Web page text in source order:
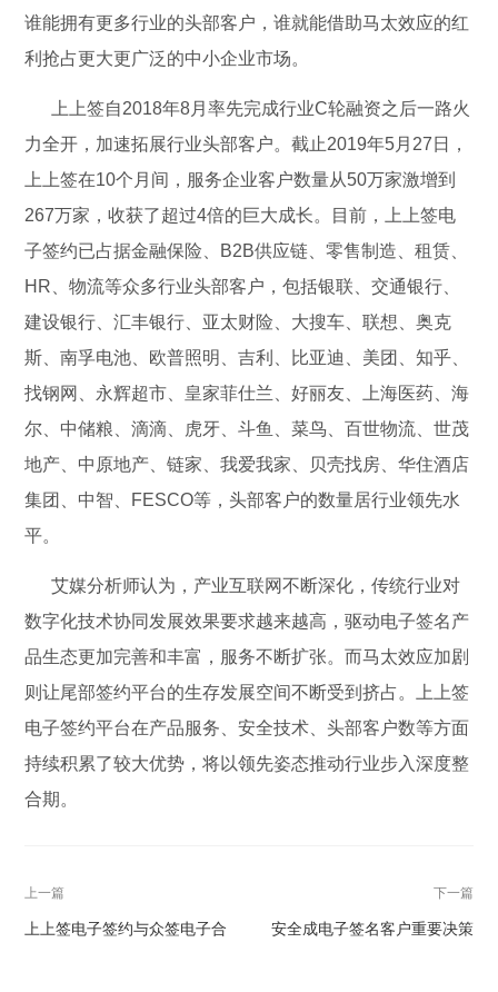
谁能拥有更多行业的头部客户，谁就能借助马太效应的红
利抢占更大更广泛的中小企业市场。
上上签自2018年8月率先完成行业C轮融资之后一路火
力全开，加速拓展行业头部客户。截止2019年5月27日，
上上签在10个月间，服务企业客户数量从50万家激增到
267万家，收获了超过4倍的巨大成长。目前，上上签电
子签约已占据金融保险、B2B供应链、零售制造、租赁、
HR、物流等众多行业头部客户，包括银联、交通银行、
建设银行、汇丰银行、亚太财险、大搜车、联想、奥克
斯、南孚电池、欧普照明、吉利、比亚迪、美团、知乎、
找钢网、永辉超市、皇家菲仕兰、好丽友、上海医药、海
尔、中储粮、滴滴、虎牙、斗鱼、菜鸟、百世物流、世茂
地产、中原地产、链家、我爱我家、贝壳找房、华住酒店
集团、中智、FESCO等，头部客户的数量居行业领先水
平。
艾媒分析师认为，产业互联网不断深化，传统行业对
数字化技术协同发展效果要求越来越高，驱动电子签名产
品生态更加完善和丰富，服务不断扩张。而马太效应加剧
则让尾部签约平台的生存发展空间不断受到挤占。上上签
电子签约平台在产品服务、安全技术、头部客户数等方面
持续积累了较大优势，将以领先姿态推动行业步入深度整
合期。
上一篇
上上签电子签约与众签电子合
下一篇
安全成电子签名客户重要决策